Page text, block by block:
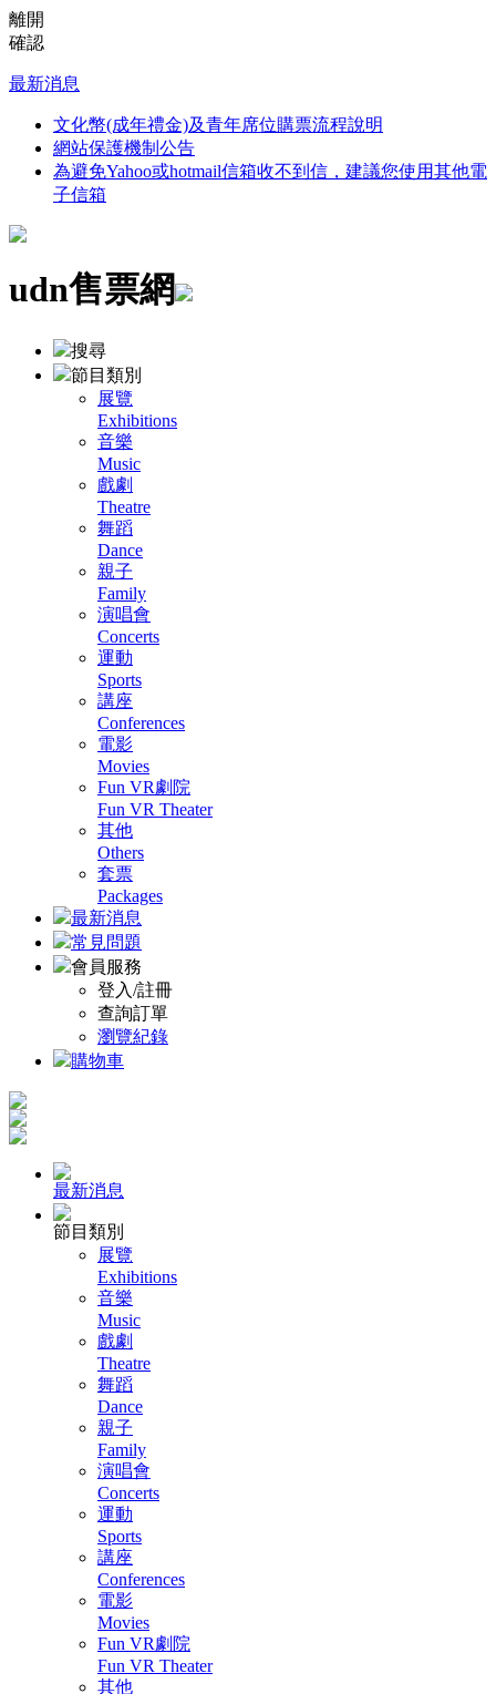
離開
確認
最新消息
文化幣(成年禮金)及青年席位購票流程說明
網站保護機制公告
為避免Yahoo或hotmail信箱收不到信，建議您使用其他電
子信箱
udn售票網
搜尋
節目類別
展覽
Exhibitions
音樂
Music
戲劇
Theatre
舞蹈
Dance
親子
Family
演唱會
Concerts
運動
Sports
講座
Conferences
電影
Movies
Fun VR劇院
Fun VR Theater
其他
Others
套票
Packages
最新消息
常見問題
會員服務
登入/註冊
查詢訂單
瀏覽紀錄
購物車
最新消息
節目類別
展覽
Exhibitions
音樂
Music
戲劇
Theatre
舞蹈
Dance
親子
Family
演唱會
Concerts
運動
Sports
講座
Conferences
電影
Movies
Fun VR劇院
Fun VR Theater
其他